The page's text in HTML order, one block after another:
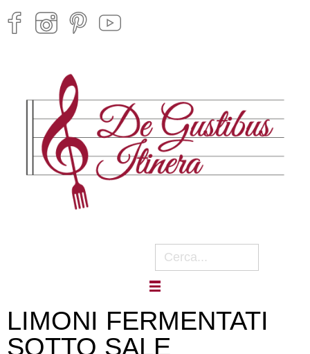
LIMONI FERMENTATI
SOTTO SALE